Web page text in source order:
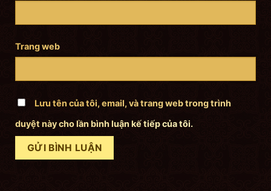
Trang web
Lưu tên của tôi, email, và trang web trong trình
duyệt này cho lần bình luận kế tiếp của tôi.